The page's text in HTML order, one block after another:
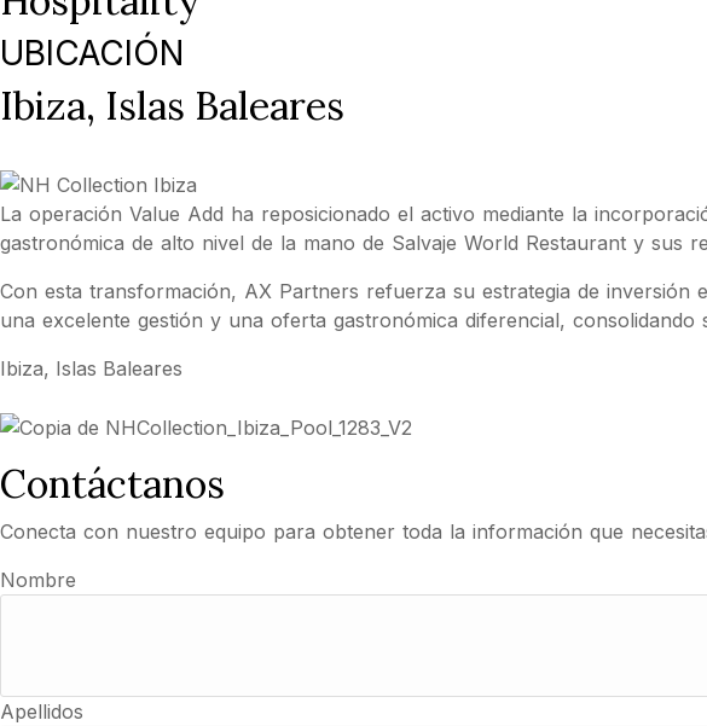
UBICACIÓN
Ibiza, Islas Baleares
La operación Value Add ha reposicionado el activo mediante la
gastronómica de alto nivel de la mano de Salvaje World Restaurant y sus
Con esta transformación, AX Partners refuerza su estrategia de inversión
una excelente gestión y una oferta gastronómica diferencial,
Ibiza, Islas Baleares
Contáctanos
Conecta con nuestro equipo para obtener toda la información que
Nombre
Apellidos